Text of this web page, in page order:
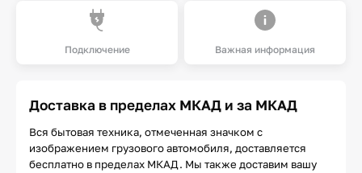
Подключение Важная информация
Доставка в пределах МКАД и за МКАД
Вся бытовая техника, отмеченная значком с
изображением грузового автомобиля, доставляется
бесплатно в пределах МКАД. Мы также доставим вашу